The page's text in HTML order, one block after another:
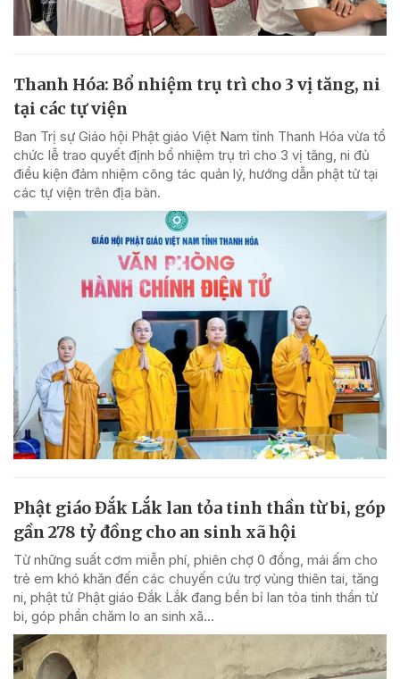
Thanh Hóa: Bổ nhiệm trụ trì cho 3 vị tăng, ni
tại các tự viện
Ban Trị sự Giáo hội Phật giáo Việt Nam tỉnh Thanh Hóa vừa tổ
chức lễ trao quyết định bổ nhiệm trụ trì cho 3 vị tăng, ni đủ
điều kiện đảm nhiệm công tác quản lý, hướng dẫn phật tử tại
các tự viện trên địa bàn.
Phật giáo Đắk Lắk lan tỏa tinh thần từ bi, góp
gần 278 tỷ đồng cho an sinh xã hội
Từ những suất cơm miễn phí, phiên chợ 0 đồng, mái ấm cho
trẻ em khó khăn đến các chuyến cứu trợ vùng thiên tai, tăng
ni, phật tử Phật giáo Đắk Lắk đang bền bỉ lan tỏa tinh thần từ
bi, góp phần chăm lo an sinh xã...